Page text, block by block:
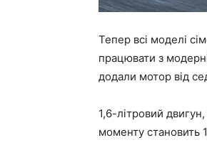
Тепер всі моделі
працювати з
додали мотор від
1,6-літровий
моменту становить